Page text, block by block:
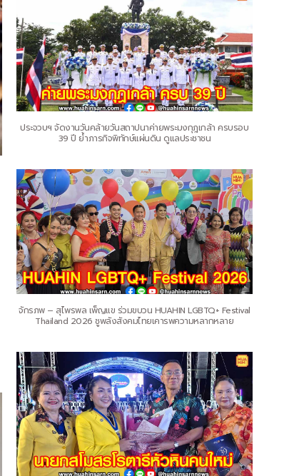
ประจวบฯ จัดงานวันคล้ายวันสถาปนาค่ายพระมงกุฎเกล้า ครบรอบ
39 ปี ย้ำภารกิจพิทักษ์แผ่นดิน ดูแลประชาชน
จักรภพ – สุไพรพล เพ็ญแข ร่วมขบวน HUAHIN LGBTQ+ Festival
Thailand 2026 ชูพลังสังคมไทยเคารพความหลากหลาย